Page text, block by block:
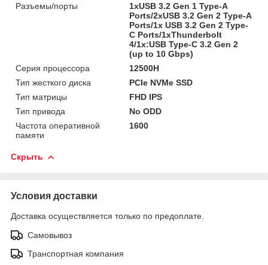
Разъемы/порты
1xUSB 3.2 Gen 1 Type-A
Ports/2xUSB 3.2 Gen 2 Type-A
Ports/1x USB 3.2 Gen 2 Type-
C Ports/1xThunderbolt
4/1x:USB Type-C 3.2 Gen 2
(up to 10 Gbps)
Серия процессора
12500H
Тип жесткого диска
PCIe NVMe SSD
Тип матрицы
FHD IPS
Тип привода
No ODD
Частота оперативной
памяти
1600
Скрыть
Условия доставки
Доставка осуществляется только по предоплате.
Самовывоз
Транспортная компания